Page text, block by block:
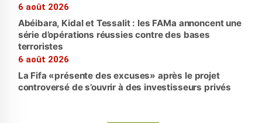
6 août 2026
Abéibara, Kidal et Tessalit : les FAMa annoncent une
série d’opérations réussies contre des bases
terroristes
6 août 2026
La Fifa «présente des excuses» après le projet
controversé de s’ouvrir à des investisseurs privés